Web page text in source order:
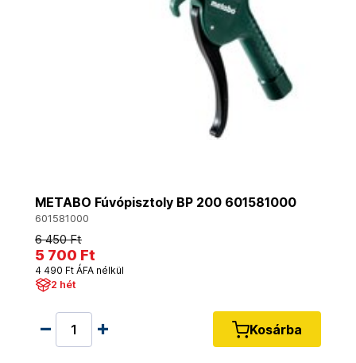
METABO Fúvópisztoly BP 200 601581000
601581000
6 450 Ft
5 700 Ft
4 490 Ft ÁFA nélkül
2 hét
Kosárba